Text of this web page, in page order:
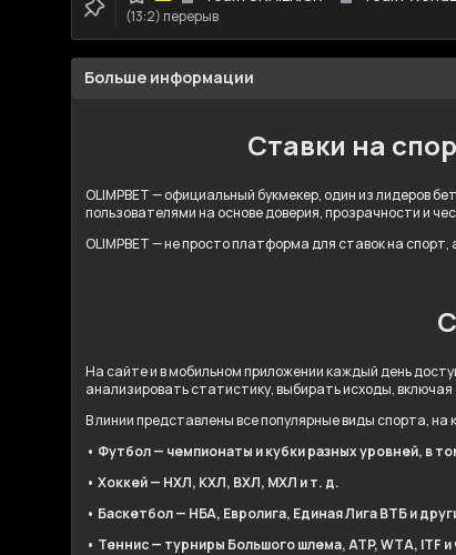
(13:2) перерыв
Больше информации
Ставки на
OLIMPBET — официальный букмекер, один из лидеров
пользователями на основе доверия, прозрачности и
OLIMPBET — не просто платформа для ставок на
На сайте и в мобильном приложении каждый день
анализировать статистику, выбирать исходы,
В линии представлены все популярные виды спорта,
• Футбол — чемпионаты и кубки разных уровней, в
• Хоккей — НХЛ, КХЛ, ВХЛ, МХЛ и т. д.
• Баскетбол — НБА, Евролига, Единая Лига ВТБ и
• Теннис — турниры Большого шлема, ATP, WTA, ITF